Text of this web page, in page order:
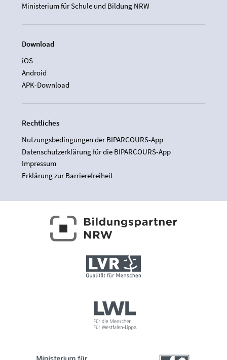
Ministerium für Schule und Bildung NRW
Download
iOS
Android
APK-Download
Rechtliches
Nutzungsbedingungen der BIPARCOURS-App
Datenschutzerklärung für die BIPARCOURS-App
Impressum
Erklärung zur Barrierefreiheit